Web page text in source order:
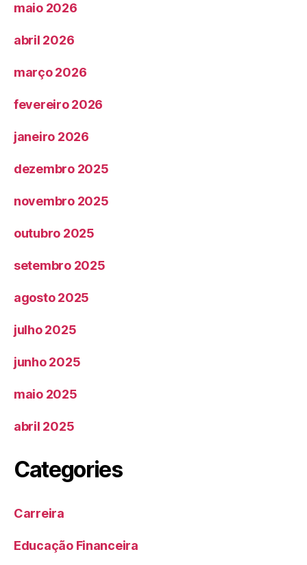
maio 2026
abril 2026
março 2026
fevereiro 2026
janeiro 2026
dezembro 2025
novembro 2025
outubro 2025
setembro 2025
agosto 2025
julho 2025
junho 2025
maio 2025
abril 2025
Categories
Carreira
Educação Financeira